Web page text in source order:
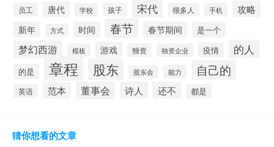
员工 唐代 学校 孩子 宋代 很多人 手机 攻略
新年 方式 时间 春节 春节期间 是一个
梦幻西游 模板 游戏 独资 独资企业 疫情 的人
的是 章程 股东 股东会 能力 自己的
英语 范本 董事会 诗人 还不 都是
猜你想看的文章